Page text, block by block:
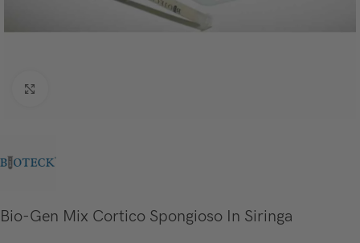
Bio-Gen Mix Cortico Spongioso In Siringa